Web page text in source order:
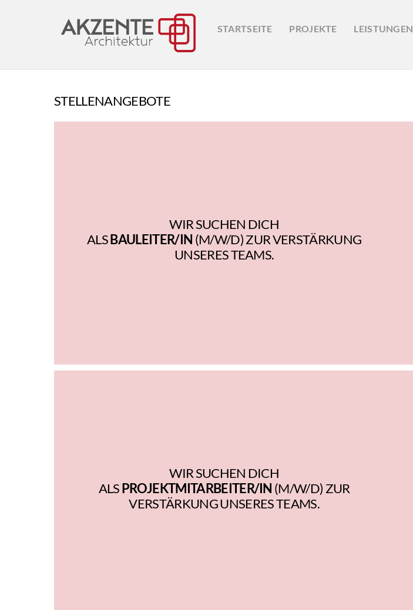
STARTSEITE PROJEKTE LEISTUNGEN
STELLENANGEBOTE
WIR SUCHEN DICH
ALSBAULEITER/IN (M/W/D) ZUR VERSTÄRKUNG
UNSERES TEAMS.
WIR SUCHEN DICH
ALSPROJEKTMITARBEITER/IN (M/W/D) ZUR
VERSTÄRKUNG UNSERES TEAMS.